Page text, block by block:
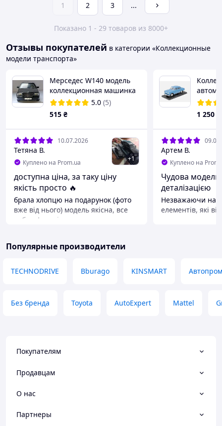
1 2 3 ...
Показано 1 - 29 товаров из 8000+
Отзывы покупателей в категории «Коллекционные
модели транспорта»
Мерседес W140 модель
коллекционная машинка
металлическая MERCEDES
W140 со спецэффектами
5.0 (5)
515 ₴
10.07.2026
Тетяна В.
Куплено на Prom.ua +1
доступна ціна, за таку ціну
якість просто 🔥
брала хлопцю на подарунок (фото
вже від нього) модель якісна, все
добре функціонує. окремо хочу
продавця, думаю, це буде не
Volga
1 250
Артем В.
Куплено на
Чудова
деталізацією
Незважаючи на
елементів, які
Преимущества
Немає
Популярные производители
TECHNODRIVE Bburago KINSMART Автопром
Без бренда Toyota AutoExpert Mattel
Покупателям
Продавцам
О нас
Партнеры